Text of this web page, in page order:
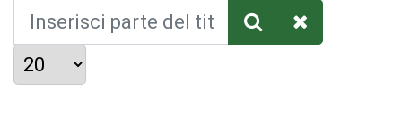
Inserisci parte del titolo
Visualizza #